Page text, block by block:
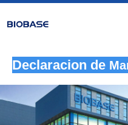
Declaracion de